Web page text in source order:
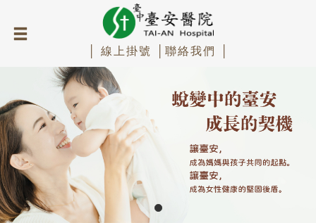
│ 線上掛號 │ 聯絡我們 │